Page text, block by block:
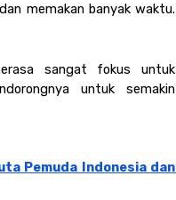
memakan banyak waktu.
sangat fokus untuk
untuk semakin
Pemuda Indonesia dan